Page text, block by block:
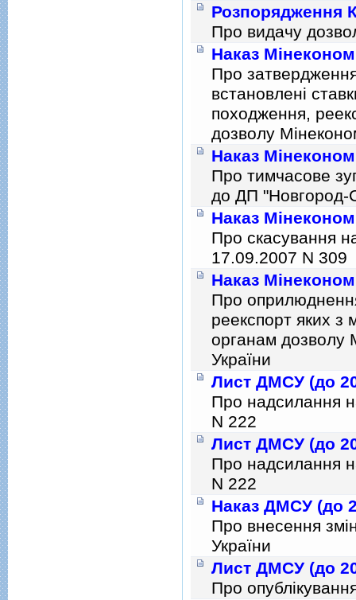
Розпорядження
Про видачу
Наказ
Про
встановленi
походження,
дозволу
Наказ
Про тимчасове
до ДП "Новгород-
Наказ
Про скасування
17.09.2007 N 309
Наказ
Про
реекспорт яких з
органам дозволу
України
Лист ДМСУ (до
Про надсилання
N 222
Лист ДМСУ (до
Про надсилання
N 222
Наказ ДМСУ (до
Про внесення
України
Лист ДМСУ (до
Про